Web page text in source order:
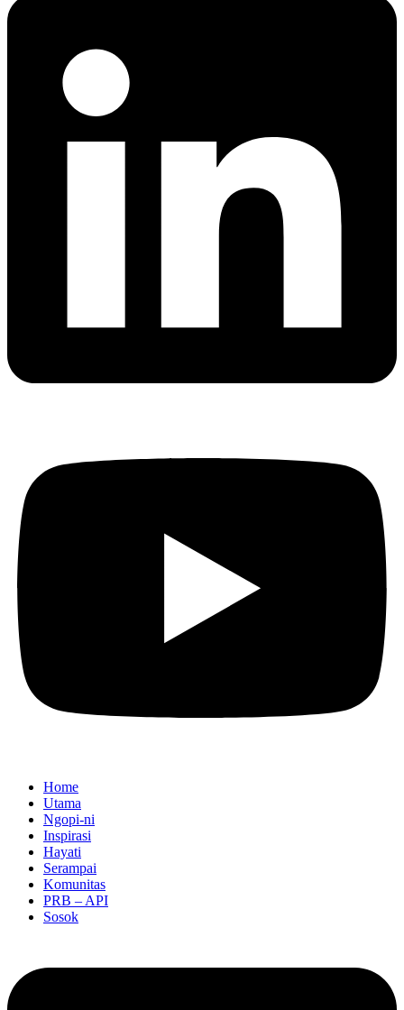
Home
Utama
Ngopi-ni
Inspirasi
Hayati
Serampai
Komunitas
PRB – API
Sosok